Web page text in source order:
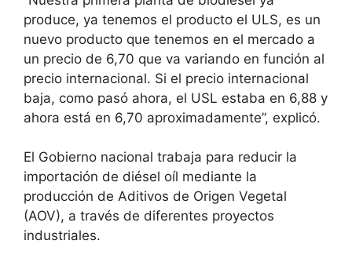
produce, ya tenemos el producto el ULS, es un
nuevo producto que tenemos en el mercado a
un precio de 6,70 que va variando en función al
precio internacional. Si el precio internacional
baja, como pasó ahora, el USL estaba en 6,88 y
ahora está en 6,70 aproximadamente”, explicó.
El Gobierno nacional trabaja para reducir la
importación de diésel oíl mediante la
producción de Aditivos de Origen Vegetal
(AOV), a través de diferentes proyectos
industriales.